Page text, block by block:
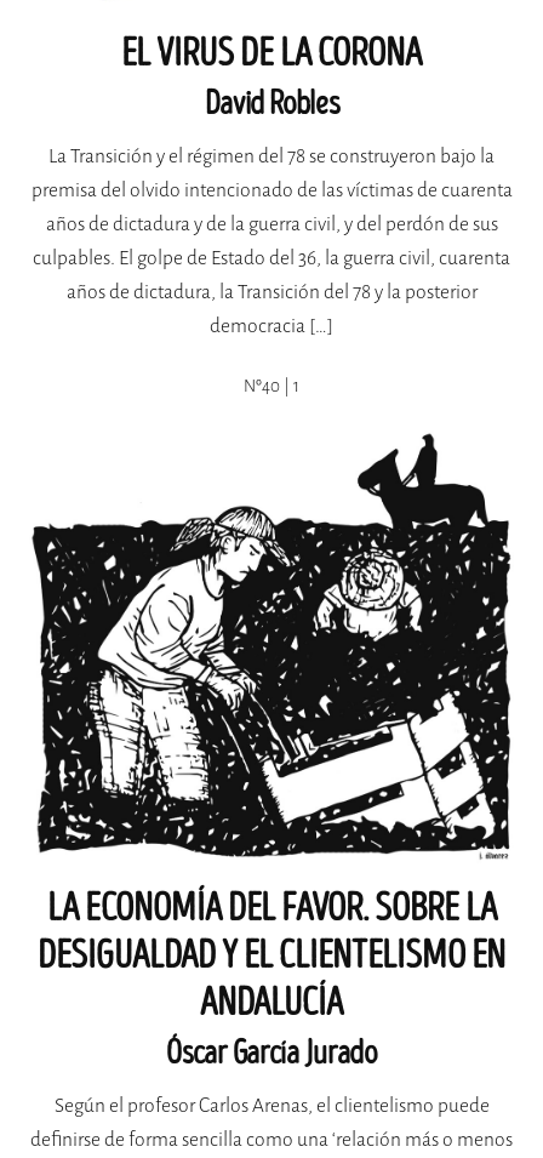
EL VIRUS DE LA CORONA
David Robles
La Transición y el régimen del 78 se construyeron bajo la
premisa del olvido intencionado de las víctimas de cuarenta
años de dictadura y de la guerra civil, y del perdón de sus
culpables. El golpe de Estado del 36, la guerra civil, cuarenta
años de dictadura, la Transición del 78 y la posterior
democracia […]
Nº40 | 1
LA ECONOMÍA DEL FAVOR. SOBRE LA
DESIGUALDAD Y EL CLIENTELISMO EN
ANDALUCÍA
Óscar García Jurado
Según el profesor Carlos Arenas, el clientelismo puede
definirse de forma sencilla como una ‘relación más o menos